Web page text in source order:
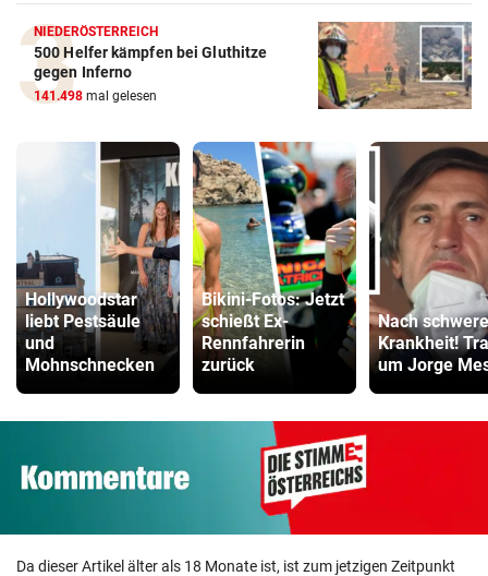
NIEDERÖSTERREICH
500 Helfer kämpfen bei Gluthitze
gegen Inferno
141.498 mal gelesen
Hollywoodstar
liebt Pestsäule
und
Mohnschnecken
Bikini-Fotos: Jetzt
schießt Ex-
Rennfahrerin
zurück
Nach
Krankheit!
um Jorge
Da dieser Artikel älter als 18 Monate ist, ist zum jetzigen Zeitpunkt